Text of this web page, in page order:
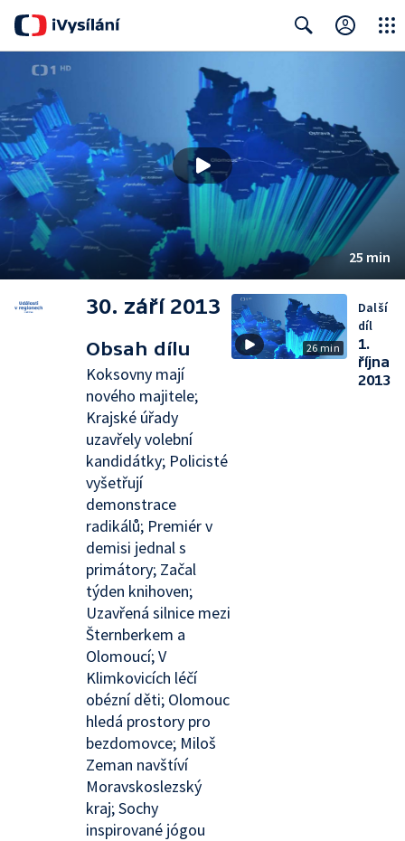
25 min
30. září 2013
Obsah dílu
Koksovny mají
nového majitele;
Krajské úřady
uzavřely volební
kandidátky; Policisté
vyšetřují
demonstrace
radikálů; Premiér v
demisi jednal s
primátory; Začal
týden knihoven;
Uzavřená silnice mezi
Šternberkem a
Olomoucí; V
Klimkovicích léčí
obézní děti; Olomouc
hledá prostory pro
bezdomovce; Miloš
Zeman navštíví
Moravskoslezský
kraj; Sochy
inspirované jógou
26 min
Další
díl
1.
října
2013